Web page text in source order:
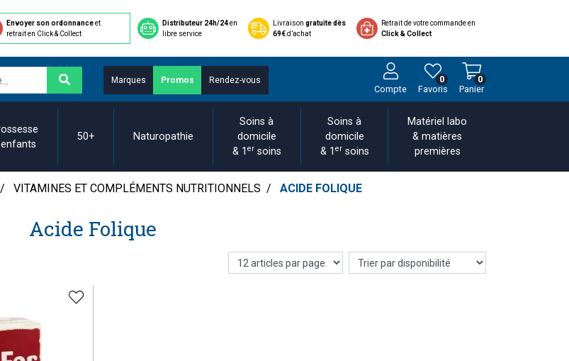
Envoyer son ordonnanceet
retrait en Click & Collect
Distributeur 24h/24en
libre service
Livraisongratuite dès
69€d’achat
Retrait de votre commande en
Click & Collect
Marques Promos Rendez-vous
Compte Favoris
0
Panier
0
50+ Naturopathie
Soins à
domicile
& 1 ersoins
Soins à
domicile
& 1 ersoins
Matériel labo
& matières
premières
VITAMINES ET COMPLÉMENTS NUTRITIONNELS ACIDE FOLIQUE
Acide Folique